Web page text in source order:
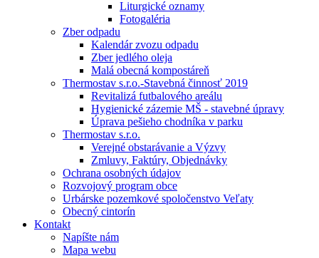
Liturgické oznamy
Fotogaléria
Zber odpadu
Kalendár zvozu odpadu
Zber jedlého oleja
Malá obecná kompostáreň
Thermostav s.r.o.-Stavebná činnosť 2019
Revitalizá futbalového areálu
Hygienické zázemie MŠ - stavebné úpravy
Úprava pešieho chodníka v parku
Thermostav s.r.o.
Verejné obstarávanie a Výzvy
Zmluvy, Faktúry, Objednávky
Ochrana osobných údajov
Rozvojový program obce
Urbárske pozemkové spoločenstvo Veľaty
Obecný cintorín
Kontakt
Napíšte nám
Mapa webu